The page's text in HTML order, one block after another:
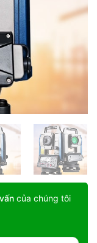
của chúng tôi